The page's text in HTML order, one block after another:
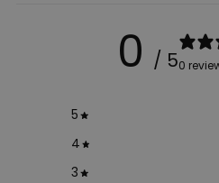
0 / 50
5
4
3